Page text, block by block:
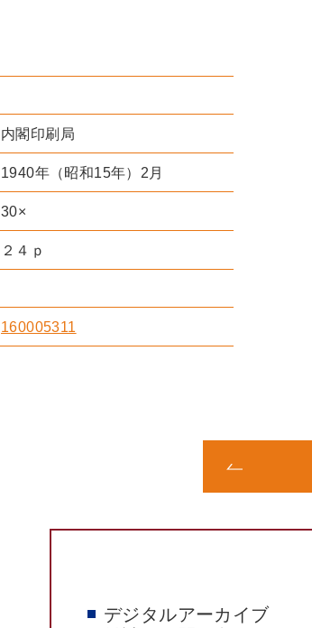
内閣印刷局
1940年（昭和15年）2月
30×
２４ｐ
160005311
デジタルアーカイブ